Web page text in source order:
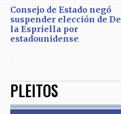
Consejo de Estado negó
suspender elección de De
la Espriella por
estadounidense
PLEITOS